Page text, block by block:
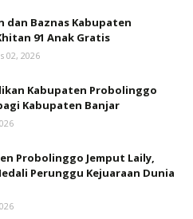
dan Baznas Kabupaten
91 Anak Gratis
02, 2026
Kabupaten Probolinggo
Kabupaten Banjar
Probolinggo Jemput Laily,
Perunggu Kejuaraan Dunia